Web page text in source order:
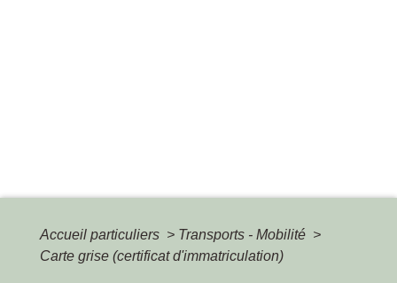
Accueil particuliers > Transports - Mobilité >
Carte grise (certificat d'immatriculation)